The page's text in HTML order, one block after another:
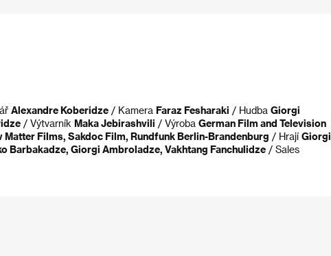
Alexandre Koberidze / Kamera Faraz Fesharaki / Hudba Giorgi
/ Výtvarník Maka Jebirashvili / Výroba German Film and Television
Matter Films, Sakdoc Film, Rundfunk Berlin-Brandenburg / Hrají Giorgi
Barbakadze, Giorgi Ambroladze, Vakhtang Fanchulidze / Sales